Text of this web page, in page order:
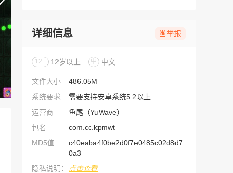
详细信息 举报
12+ 12岁以上 中 中文
文件大小
486.05M
系统要求
需要支持安卓系统5.2以上
运营商
鱼尾（YuWave）
包名
com.cc.kpmwt
MD5值
c40eaba4f0be2d0f7e0485c02d8d7
0a3
隐私说明：
点击查看